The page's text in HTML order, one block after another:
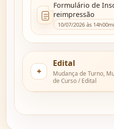
Formulário de
reimpressão
10/07/2026 às
Edital
Mudança de Turno,
de Curso / Edital